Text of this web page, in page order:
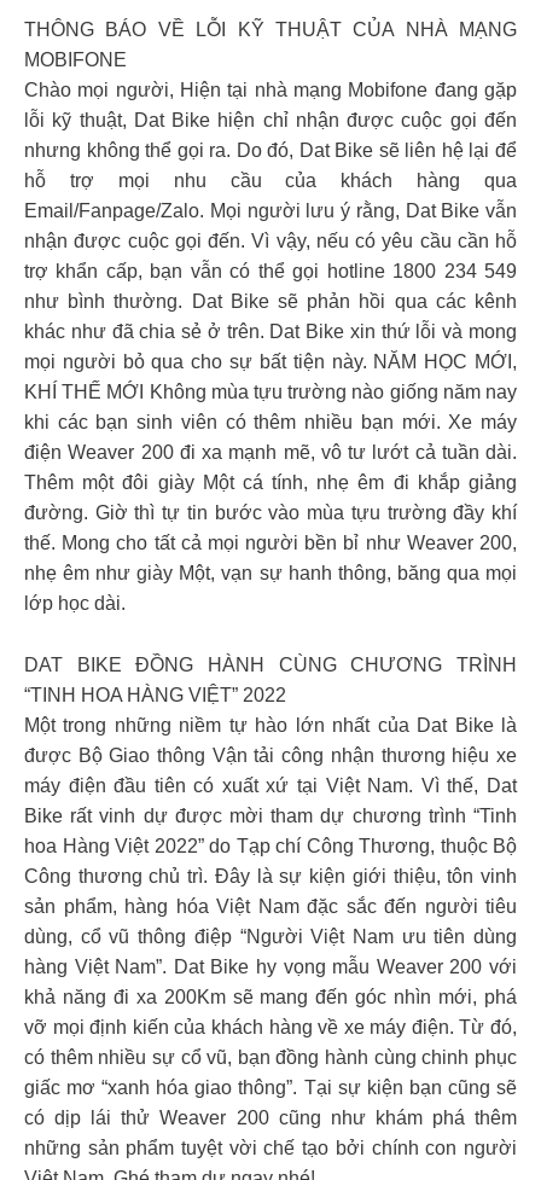
THÔNG BÁO VỀ LỖI KỸ THUẬT CỦA NHÀ MẠNG
MOBIFONE
Chào mọi người, Hiện tại nhà mạng Mobifone đang gặp
lỗi kỹ thuật, Dat Bike hiện chỉ nhận được cuộc gọi đến
nhưng không thể gọi ra. Do đó, Dat Bike sẽ liên hệ lại để
hỗ trợ mọi nhu cầu của khách hàng qua
Email/Fanpage/Zalo. Mọi người lưu ý rằng, Dat Bike vẫn
nhận được cuộc gọi đến. Vì vậy, nếu có yêu cầu cần hỗ
trợ khẩn cấp, bạn vẫn có thể gọi hotline 1800 234 549
như bình thường. Dat Bike sẽ phản hồi qua các kênh
khác như đã chia sẻ ở trên. Dat Bike xin thứ lỗi và mong
mọi người bỏ qua cho sự bất tiện này. NĂM HỌC MỚI,
KHÍ THẾ MỚI Không mùa tựu trường nào giống năm nay
khi các bạn sinh viên có thêm nhiều bạn mới. Xe máy
điện Weaver 200 đi xa mạnh mẽ, vô tư lướt cả tuần dài.
Thêm một đôi giày Một cá tính, nhẹ êm đi khắp giảng
đường. Giờ thì tự tin bước vào mùa tựu trường đầy khí
thế. Mong cho tất cả mọi người bền bỉ như Weaver 200,
nhẹ êm như giày Một, vạn sự hanh thông, băng qua mọi
lớp học dài.
DAT BIKE ĐỒNG HÀNH CÙNG CHƯƠNG TRÌNH
“TINH HOA HÀNG VIỆT” 2022
Một trong những niềm tự hào lớn nhất của Dat Bike là
được Bộ Giao thông Vận tải công nhận thương hiệu xe
máy điện đầu tiên có xuất xứ tại Việt Nam. Vì thế, Dat
Bike rất vinh dự được mời tham dự chương trình “Tinh
hoa Hàng Việt 2022” do Tạp chí Công Thương, thuộc Bộ
Công thương chủ trì. Đây là sự kiện giới thiệu, tôn vinh
sản phẩm, hàng hóa Việt Nam đặc sắc đến người tiêu
dùng, cổ vũ thông điệp “Người Việt Nam ưu tiên dùng
hàng Việt Nam”. Dat Bike hy vọng mẫu Weaver 200 với
khả năng đi xa 200Km sẽ mang đến góc nhìn mới, phá
vỡ mọi định kiến của khách hàng về xe máy điện. Từ đó,
có thêm nhiều sự cổ vũ, bạn đồng hành cùng chinh phục
giấc mơ “xanh hóa giao thông”. Tại sự kiện bạn cũng sẽ
có dịp lái thử Weaver 200 cũng như khám phá thêm
những sản phẩm tuyệt vời chế tạo bởi chính con người